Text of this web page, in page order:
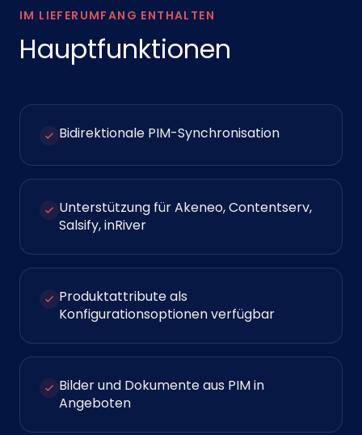
IM LIEFERUMFANG ENTHALTEN
Hauptfunktionen
Bidirektionale PIM-Synchronisation
Unterstützung für Akeneo, Contentserv,
Salsify, inRiver
Produktattribute als
Konfigurationsoptionen verfügbar
Bilder und Dokumente aus PIM in
Angeboten